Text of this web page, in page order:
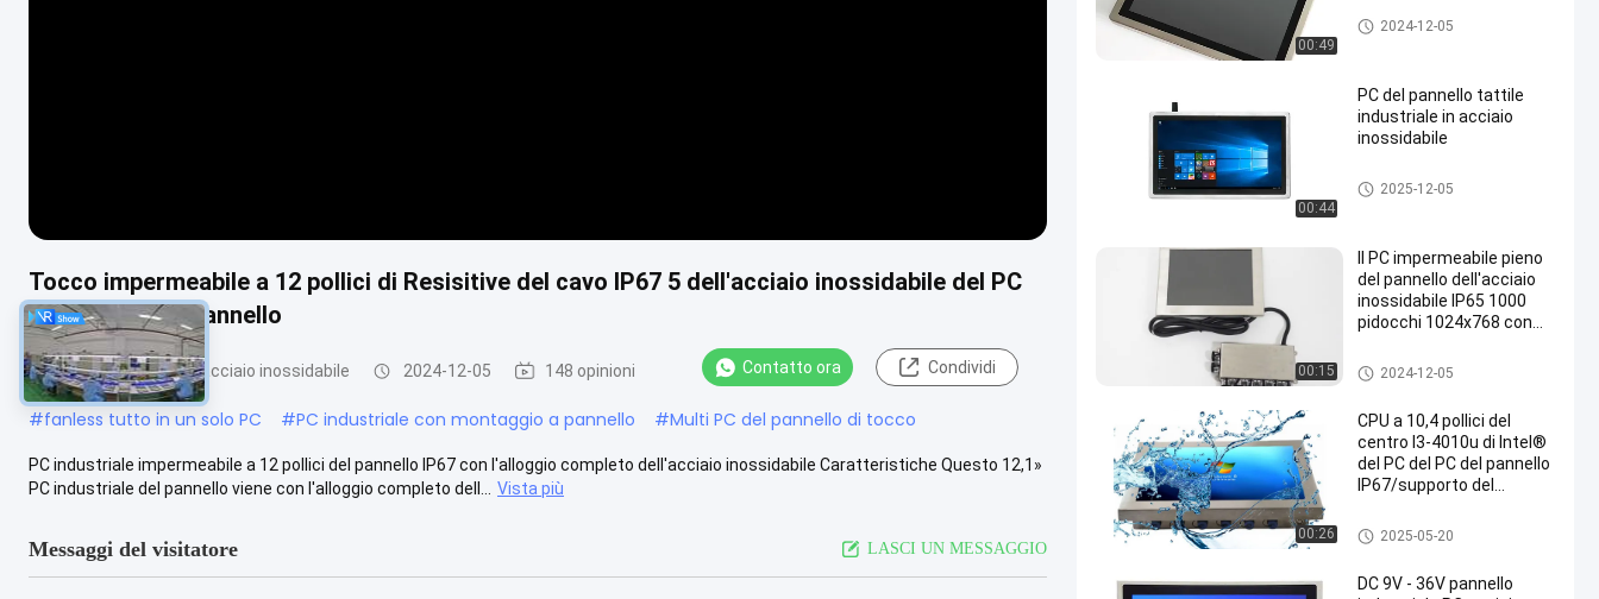
Tocco impermeabile a 12 pollici di Resisitive del cavo IP67 5 dell'acciaio inossidabile del PC
industriale del pannello
PC del pannello dell'acciaio inossidabile 2024-12-05 148 opinioni Contatto ora Condividi
#fanless tutto in un solo PC #PC industriale con montaggio a pannello #Multi PC del pannello di tocco
PC industriale impermeabile a 12 pollici del pannello IP67 con l'alloggio completo dell'acciaio inossidabile Caratteristiche Questo 12,1»
PC industriale del pannello viene con l'alloggio completo dell...
Vista più
Messaggi del visitatore LASCI UN MESSAGGIO
00:49
PC del pannello dell'acciaio in
ossidabile
2024-12-05
00:44
PC del pannello tattile
industriale in acciaio
inossidabile
PC del pannello dell'acciaio in
ossidabile
2025-12-05
00:15
Il PC impermeabile pieno
del pannello dell'acciaio
inossidabile IP65 1000
pidocchi 1024x768 con
PC del pannello dell'acciaio in
ossidabile
2024-12-05
00:26
CPU a 10,4 pollici del
centro I3-4010u di Intel®
del PC del PC del pannello
IP67/supporto del
PC del pannello dell'acciaio in
ossidabile
2025-05-20
DC 9V - 36V pannello